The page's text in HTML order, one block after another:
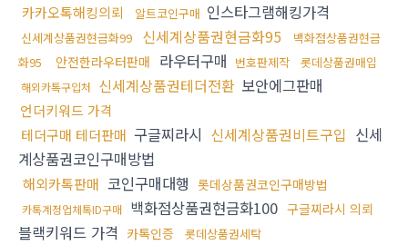
카카오톡해킹의뢰 알트코인구매 인스타그램해킹가격
신세계상품권현금화99 신세계상품권현금화95
백화점상품권현금
화95
안전한라우터판매 라우터구매 번호판제작 롯데상품권매입
해외카톡구입처 신세계상품권테더전환 보안에그판매
언더키워드 가격
테더구매 테더판매 구글찌라시 신세계상품권비트구입 신세
계상품권코인구매방법
해외카톡판매 코인구매대행 롯데상품권코인구매방법
카톡계정업체톡ID구매 백화점상품권현금화100 구글찌라시 의뢰
블랙키워드 가격 카톡인증
롯데상품권세탁